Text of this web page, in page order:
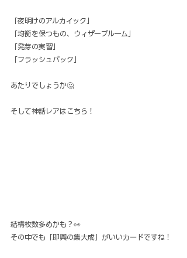
「夜明けのアルカイック」
「均衡を保つもの、ウィザーブルーム」
「発芽の実習」
「フラッシュバック」
あたりでしょうか🤔
そして神話レアはこちら！
結構枚数多めかも？👀
その中でも「即興の集大成」がいいカードですね！